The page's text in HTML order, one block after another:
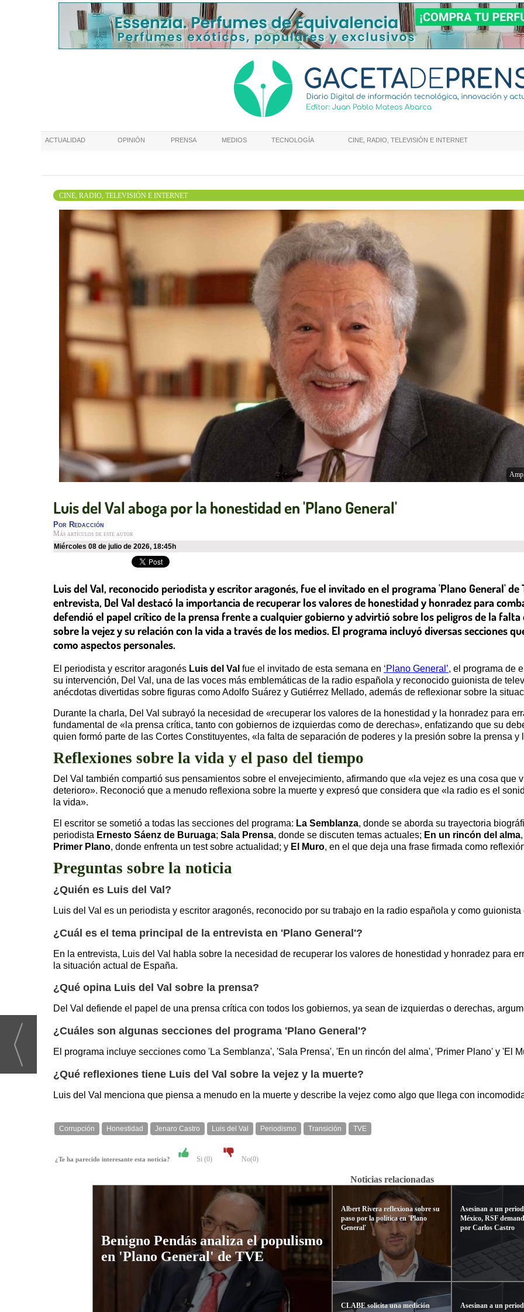
ACTUALIDAD OPINIÓN PRENSA MEDIOS TECNOLOGÍA CINE, RADIO, TELEVISIÓN E INTERNET
CINE, RADIO, TELEVISIÓN E INTERNET
Luis del Val aboga por la honestidad en 'Plano General'
Por Redacción
Más artículos de este autor
miércoles 08 de julio de 2026, 18:45h
Luis del Val, reconocido periodista y escritor aragonés, fue el invitado en el programa 'Plano General'
entrevista, Del Val destacó la importancia de recuperar los valores de honestidad y honradez para
defendió el papel crítico de la prensa frente a cualquier gobierno y advirtió sobre los peligros de la
sobre la vejez y su relación con la vida a través de los medios. El programa incluyó diversas secciones
como aspectos personales.
El periodista y escritor aragonés Luis del Val fue el invitado de esta semana en ‘Plano General’, el programa de
su intervención, Del Val, una de las voces más emblemáticas de la radio española y reconocido guionista de
anécdotas divertidas sobre figuras como Adolfo Suárez y Gutiérrez Mellado, además de reflexionar sobre la
Durante la charla, Del Val subrayó la necesidad de «recuperar los valores de la honestidad y la honradez para
fundamental de «la prensa crítica, tanto con gobiernos de izquierdas como de derechas», enfatizando que su
quien formó parte de las Cortes Constituyentes, «la falta de separación de poderes y la presión sobre la prensa
Reflexiones sobre la vida y el paso del tiempo
Del Val también compartió sus pensamientos sobre el envejecimiento, afirmando que «la vejez es una cosa que
deterioro». Reconoció que a menudo reflexiona sobre la muerte y expresó que considera que «la radio es el
la vida».
El escritor se sometió a todas las secciones del programa: La Semblanza, donde se aborda su trayectoria
periodista Ernesto Sáenz de Buruaga; Sala Prensa, donde se discuten temas actuales; En un rincón del alma
Primer Plano, donde enfrenta un test sobre actualidad; y El Muro, en el que deja una frase firmada como
Preguntas sobre la noticia
¿Quién es Luis del Val?
Luis del Val es un periodista y escritor aragonés, reconocido por su trabajo en la radio española y como
¿Cuál es el tema principal de la entrevista en 'Plano General'?
En la entrevista, Luis del Val habla sobre la necesidad de recuperar los valores de honestidad y honradez para
la situación actual de España.
¿Qué opina Luis del Val sobre la prensa?
Del Val defiende el papel de una prensa crítica con todos los gobiernos, ya sean de izquierdas o derechas,
¿Cuáles son algunas secciones del programa 'Plano General'?
El programa incluye secciones como 'La Semblanza', 'Sala Prensa', 'En un rincón del alma', 'Primer Plano' y 'El
¿Qué reflexiones tiene Luis del Val sobre la vejez y la muerte?
Luis del Val menciona que piensa a menudo en la muerte y describe la vejez como algo que llega con
Corrupción Honestidad Jenaro Castro Luis del Val Periodismo Transición TVE
¿Te ha parecido interesante esta noticia? Si (0) No(0)
Noticias relacionadas
Benigno Pendás analiza el populismo
en 'Plano General' de TVE
Albert Rivera reflexiona sobre su
paso por la política en 'Plano
General'
CLABE solicita una medición
Asesinan a un
México, RSF
por Carlos Castro
Asesinan a un